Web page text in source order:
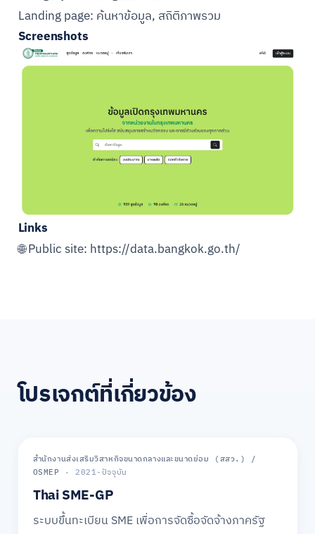
Landing page: ค้นหาข้อมูล, สถิติภาพรวม
Screenshots
Links
🌐 Public site: https://data.bangkok.go.th/
โปรเจกต์ที่เกี่ยวข้อง
ภาครัฐ
สำนักงานส่งเสริมวิสาหกิจขนาดกลางและขนาดย่อม (สสว.) /
OSMEP
· 2021-ปัจจุบัน
Thai SME-GP
ระบบขึ้นทะเบียน SME เพื่อการจัดซื้อจัดจ้างภาครัฐ